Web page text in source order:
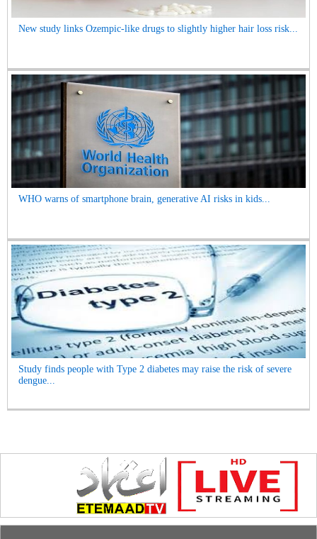
New study links Ozempic-like drugs to slightly higher hair loss risk...
WHO warns of smartphone brain, generative AI risks in kids...
Study finds people with Type 2 diabetes may raise the risk of severe
dengue...